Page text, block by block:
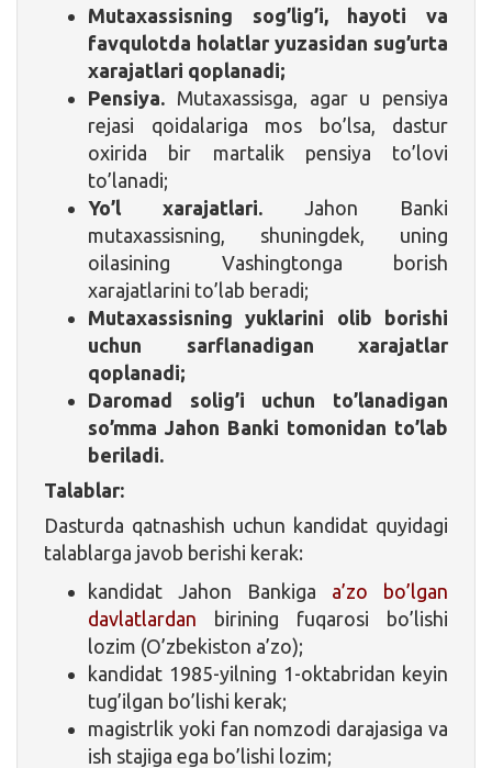
Mutaxassisning sog’lig’i, hayoti va
favqulotda holatlar yuzasidan sug’urta
xarajatlari qoplanadi;
Pensiya. Mutaxassisga, agar u pensiya
rejasi qoidalariga mos bo’lsa, dastur
oxirida bir martalik pensiya to’lovi
to’lanadi;
Yo’l xarajatlari. Jahon Banki
mutaxassisning, shuningdek, uning
oilasining Vashingtonga borish
xarajatlarini to’lab beradi;
Mutaxassisning yuklarini olib borishi
uchun sarflanadigan xarajatlar
qoplanadi;
Daromad solig’i uchun to’lanadigan
so’mma Jahon Banki tomonidan to’lab
beriladi.
Talablar:
Dasturda qatnashish uchun kandidat quyidagi
talablarga javob berishi kerak:
kandidat Jahon Bankiga a’zo bo’lgan
davlatlardan birining fuqarosi bo’lishi
lozim (O’zbekiston a’zo);
kandidat 1985-yilning 1-oktabridan keyin
tug’ilgan bo’lishi kerak;
magistrlik yoki fan nomzodi darajasiga va
ish stajiga ega bo’lishi lozim;